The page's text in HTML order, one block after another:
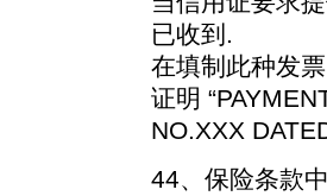
已收到.
在填制此种发
证明
NO.XXX
44、保险条款